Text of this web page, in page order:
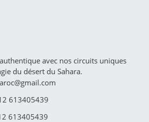
avec nos circuits uniques
du désert du Sahara.
613405439
613405439